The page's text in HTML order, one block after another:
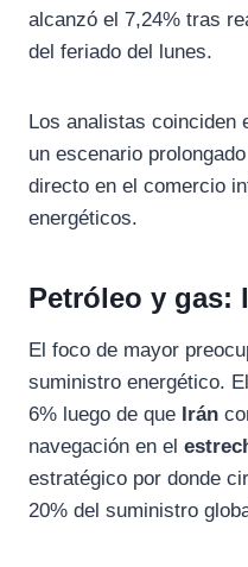
alcanzó el 7,24% tras
del feriado del lunes.
Los analistas coinciden
un escenario
directo en el comercio
energéticos.
Petróleo y gas:
El foco de mayor
suministro energético.
6% luego de que Irán
navegación en el
estratégico por donde
20% del suministro